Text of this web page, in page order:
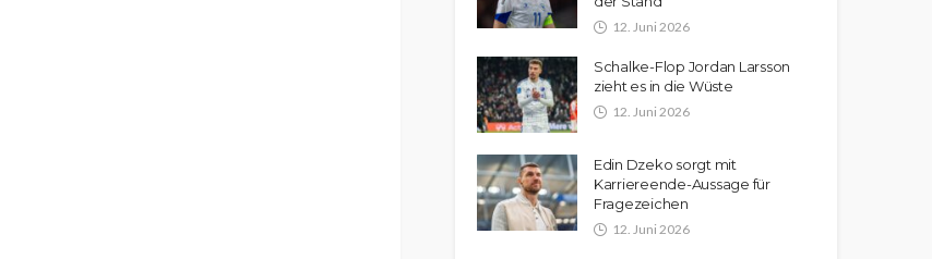
12. Juni 2026
Schalke-Flop Jordan Larsson
zieht es in die Wüste
12. Juni 2026
Edin Dzeko sorgt mit
Karriereende-Aussage für
Fragezeichen
12. Juni 2026